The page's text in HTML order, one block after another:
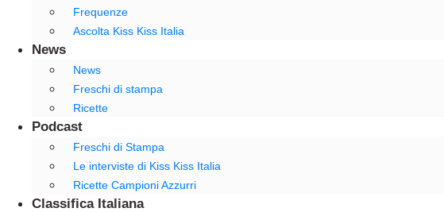
Frequenze
Ascolta Kiss Kiss Italia
News
News
Freschi di stampa
Ricette
Podcast
Freschi di Stampa
Le interviste di Kiss Kiss Italia
Ricette Campioni Azzurri
Classifica Italiana